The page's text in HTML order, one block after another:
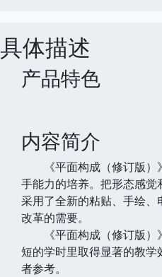
具体描述
产品特色
内容简介
《平面构成（修订版）》
手能力的培养。把形态感觉
采用了全新的粘贴、手绘、
改革的需要。
《平面构成（修订版）》
短的学时里取得显著的教
者参考。